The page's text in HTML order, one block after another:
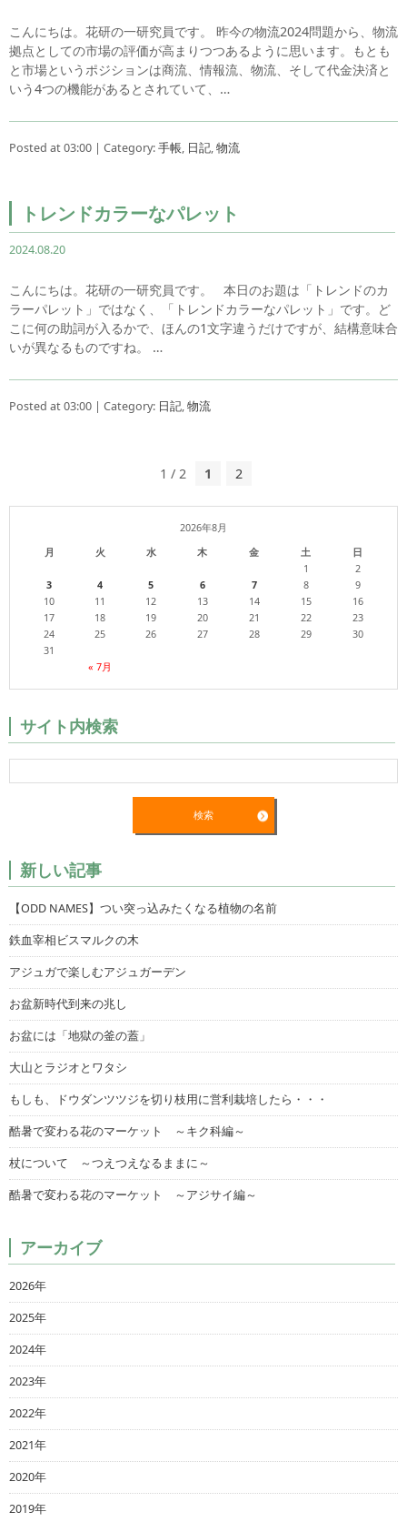
こんにちは。花研の一研究員です。 昨今の物流2024問題から、物流
拠点としての市場の評価が高まりつつあるように思います。もとも
と市場というポジションは商流、情報流、物流、そして代金決済と
いう4つの機能があるとされていて、…
Posted at 03:00 | Category:手帳, 日記,物流
トレンドカラーなパレット
2024.08.20
こんにちは。花研の一研究員です。 本日のお題は「トレンドのカ
ラーパレット」ではなく、「トレンドカラーなパレット」です。ど
こに何の助詞が入るかで、ほんの1文字違うだけですが、結構意味合
いが異なるものですね。 …
Posted at 03:00 | Category: 日記,物流
1 / 2 1 2
2026年8月
月
火 水 木 金 土 日
« 7月
1
2
3
4 5 6 7 8
9
10
11 12 13 14 15
16
17
18 19 20 21 22
23
24
25 26 27 28 29
30
31
サイト内検索
新しい記事
【ODD NAMES】つい突っ込みたくなる植物の名前
鉄血宰相ビスマルクの木
アジュガで楽しむアジュガーデン
お盆新時代到来の兆し
お盆には「地獄の釜の蓋」
大山とラジオとワタシ
もしも、ドウダンツツジを切り枝用に営利栽培したら・・・
酷暑で変わる花のマーケット ～キク科編～
杖について ～つえつえなるままに～
酷暑で変わる花のマーケット ～アジサイ編～
アーカイブ
2026年
2025年
2024年
2023年
2022年
2021年
2020年
2019年